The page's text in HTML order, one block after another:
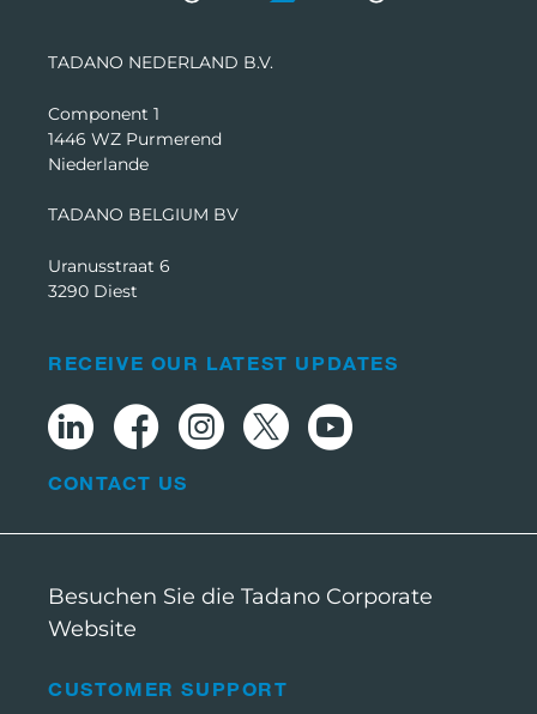
TADANO NEDERLAND B.V.
Component 1
1446 WZ Purmerend
Niederlande
TADANO BELGIUM BV
Uranusstraat 6
3290 Diest
CUSTOMER SUPPORT
RECEIVE OUR LATEST UPDATES
CONTACT US
Besuchen Sie die Tadano Corporate
Website